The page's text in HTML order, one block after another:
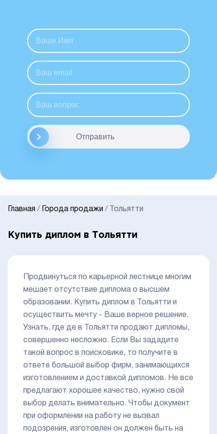
Отправить
Главная / Города продажи / Тольятти
Купить диплом в Тольятти
Продвинуться по карьерной лестнице многим
мешает отсутствие диплома о высшем
образовании. Купить диплом в Тольятти и
осуществить мечту - Ваше верное решение.
Узнать, где де в Тольятти продают дипломы,
совершенно несложно. Если Вы зададите
такой вопрос в поисковике, то получите в
ответе большой выбор фирм, занимающихся
изготовлением и доставкой дипломов. Не все
предлагают хорошее качество, нужно свой
выбор делать внимательно. Чтобы документ
при оформлении на работу не вызвал
подозрения, изготовлен он должен быть на